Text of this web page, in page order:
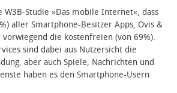
W3B-Studie »Das mobile Internet«, dass
aller Smartphone-Besitzer Apps, Ovis &
vorwiegend die kostenfreien (von 69%).
sind dabei aus Nutzersicht die
aber auch Spiele, Nachrichten und
haben es den Smartphone-Usern